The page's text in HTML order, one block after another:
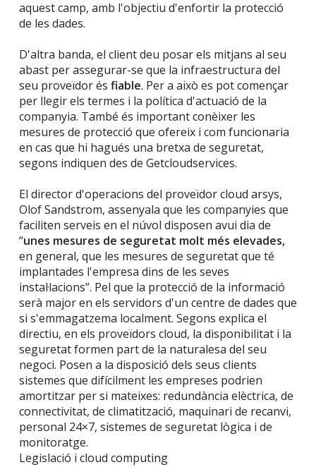
aquest camp, amb l'objectiu d'enfortir la protecció
de les dades.
D'altra banda, el client deu posar els mitjans al seu
abast per assegurar-se que la infraestructura del
seu proveïdor és fiable. Per a això es pot començar
per llegir els termes i la política d'actuació de la
companyia. També és important conèixer les
mesures de protecció que ofereix i com funcionaria
en cas que hi hagués una bretxa de seguretat,
segons indiquen des de Getcloudservices.
El director d'operacions del proveïdor cloud arsys,
Olof Sandstrom, assenyala que les companyies que
faciliten serveis en el núvol disposen avui dia de
“unes mesures de seguretat molt més elevades,
en general, que les mesures de seguretat que té
implantades l'empresa dins de les seves
instal·lacions”. Pel que la protecció de la informació
serà major en els servidors d'un centre de dades que
si s'emmagatzema localment. Segons explica el
directiu, en els proveïdors cloud, la disponibilitat i la
seguretat formen part de la naturalesa del seu
negoci. Posen a la disposició dels seus clients
sistemes que difícilment les empreses podrien
amortitzar per si mateixes: redundància elèctrica, de
connectivitat, de climatització, maquinari de recanvi,
personal 24×7, sistemes de seguretat lògica i de
monitoratge.
Legislació i cloud computing